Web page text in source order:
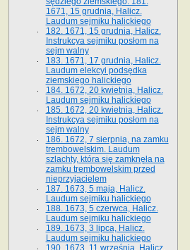
1671, 15 grudnia, Halicz.
Laudum sejmiku halickiego
182. 1671, 15 grudnia, Halicz.
Instrukcya sejmiku posłom na
sejm walny
183. 1671, 17 grudnia, Halicz.
Laudum elekcyi podsędka
ziemskiego halickiego
184. 1672, 20 kwietnia, Halicz.
Laudum sejmiku halickiego
185. 1672, 20 kwietnia, Halicz.
Instrukcya sejmiku posłom na
sejm walny
186. 1672, 7 sierpnia, na zamku
trembowelskim. Laudum
szlachty, która się zamknęła na
zamku trembowelskim przed
nieprzyjacielem
187. 1673, 5 maja, Halicz.
Laudum sejmiku halickiego
188. 1673, 5 czerwca, Halicz.
Laudum sejmiku halickiego
189. 1673, 3 lipca, Halicz.
Laudum sejmiku halickiego
190. 1673, 11 września, Halicz.